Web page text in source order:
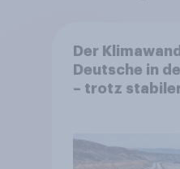
Der
Deutsche in
– trotz